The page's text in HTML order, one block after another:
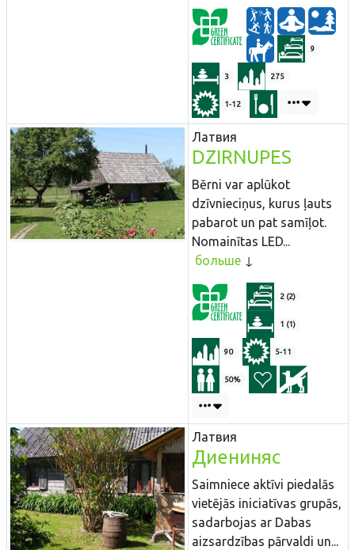
9
3 275
1-12
Латвия
DZIRNUPES
Bērni var aplūkot
dzīvnieciņus, kurus ļauts
pabarot un pat samīļot.
Nomainītas LED...
больше
2 (2)
1 (1)
90 5-11
50%
Латвия
Диениняс
Saimniece aktīvi piedalās
vietējās iniciatīvas grupās,
sadarbojas ar Dabas
aizsardzības pārvaldi un...